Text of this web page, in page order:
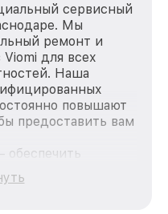
сервисный
Мы
ремонт и
для всех
Наша
повышают
предоставить вам
ремонт для
Viomi, вне